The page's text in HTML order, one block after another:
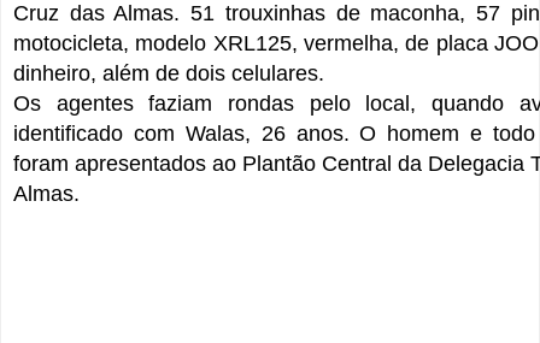
Cruz das Almas. 51 trouxinhas de maconha, 57
motocicleta, modelo XRL125, vermelha, de placa
dinheiro, além de dois celulares.
Os agentes faziam rondas pelo local, quando
identificado com Walas, 26 anos. O homem e
foram apresentados ao Plantão Central da Delegacia
Almas.